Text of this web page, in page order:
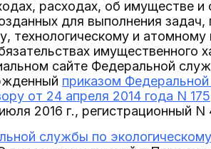
расходах, об имуществе и
для выполнения
технологическому и
имущественного
сайте Федеральной
приказом
от 24 апреля 2014 года N 175
2016 г., регистрационный N
службы по